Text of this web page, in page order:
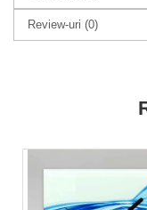
Review-uri (0)